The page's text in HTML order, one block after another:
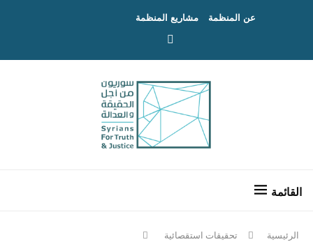
عن المنظمة مشاريع المنظمة
الرئيسية
تحقيقات استقصائية